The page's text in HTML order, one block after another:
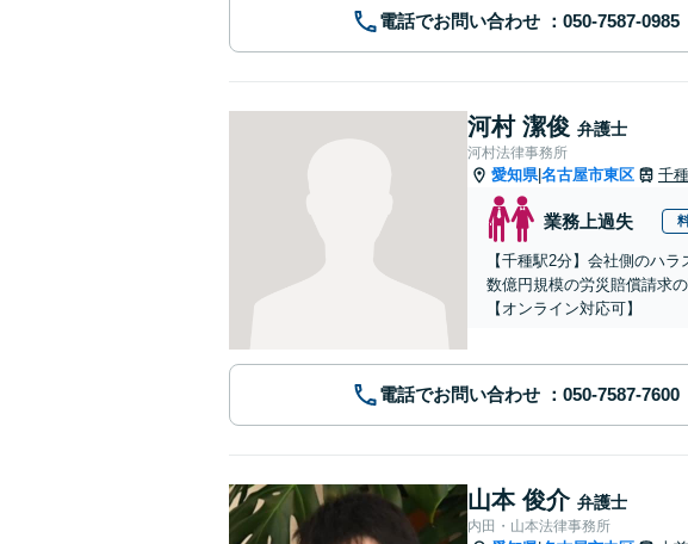
電話でお問い合わせ
河村 潔俊 弁護士
河村法律事務所
愛知県|名古屋市東区 千
業務上過失
【千種駅2分】会社側のハ
数億円規模の労災賠償請求
【オンライン対応可】
電話でお問い合わせ
山本 俊介 弁護士
内田・山本法律事務所